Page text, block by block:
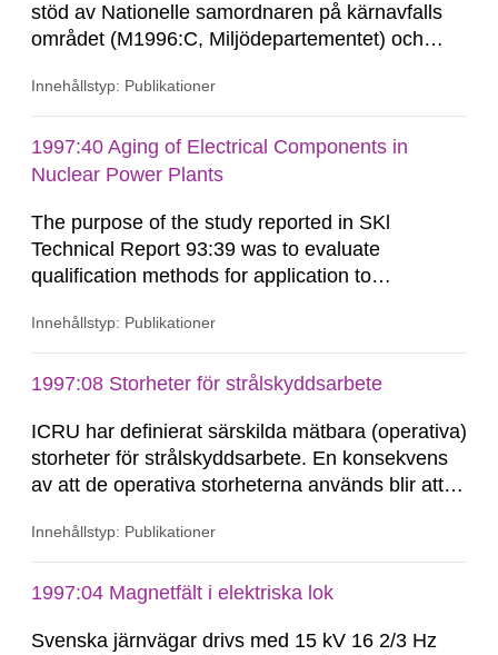
stöd av Nationelle samordnaren på kärnavfalls
området (M1996:C, Miljödepartementet) och
en förhistoria. I samband med planeringen av
leds av professor Gunnel Gustafsson, Umeå, var
Evert Vedung inne på...
Innehållstyp: Publikationer
1997:40 Aging of Electrical Components in
Nuclear Power Plants
The purpose of the study reported in SKl
Technical Report 93:39 was to evaluate
qualification methods for application to
containment of nuclear power plants. The study
thermal aging as well as methodologies for
This report reviews the results of...
Innehållstyp: Publikationer
1997:08 Storheter för strålskyddsarbete
ICRU har definierat särskilda mätbara (operativa)
storheter för strålskyddsarbete. En konsekvens
av att de operativa storheterna används blir att
samma bestrålningssituation kan ge olika
strålfältets geometri. Mätstorheterna har
Innehållstyp: Publikationer
1997:04 Magnetfält i elektriska lok
Svenska järnvägar drivs med 15 kV 16 2/3 Hz